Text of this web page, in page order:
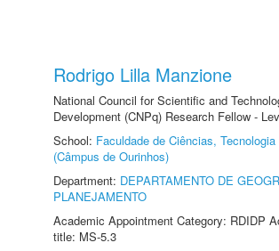
Rodrigo Lilla Manzione
National Council for Scientific and
Development (CNPq) Research Fellow -
School: Faculdade de Ciências,
(Câmpus de Ourinhos)
Department: DEPARTAMENTO DE
PLANEJAMENTO
Academic Appointment Category: RDIDP
title: MS-5.3